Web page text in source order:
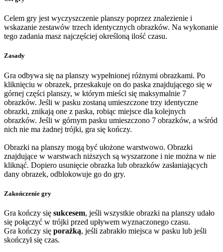
Celem gry jest wyczyszczenie planszy poprzez znalezienie i
wskazanie zestawów trzech identycznych obrazków. Na wykonanie
tego zadania masz najczęściej określoną ilość czasu.
Zasady
Gra odbywa się na planszy wypełnionej różnymi obrazkami. Po
kliknięciu w obrazek, przeskakuje on do paska znajdującego się w
górnej części planszy, w którym mieści się maksymalnie 7
obrazków. Jeśli w pasku zostaną umieszczone trzy identyczne
obrazki, znikają one z paska, robiąc miejsce dla kolejnych
obrazków. Jeśli w górnym pasku umieszczono 7 obrazków, a wśród
nich nie ma żadnej trójki, gra się kończy.
Obrazki na planszy mogą być ułożone warstwowo. Obrazki
znajdujące w warstwach niższych są wyszarzone i nie można w nie
kliknąć. Dopiero usunięcie obrazka lub obrazków zasłaniających
dany obrazek, odblokowuje go do gry.
Zakończenie gry
Gra kończy się sukcesem, jeśli wszystkie obrazki na planszy udało
się połączyć w trójki przed upływem wyznaczonego czasu.
Gra kończy się porażką, jeśli zabrakło miejsca w pasku lub jeśli
skończył się czas.